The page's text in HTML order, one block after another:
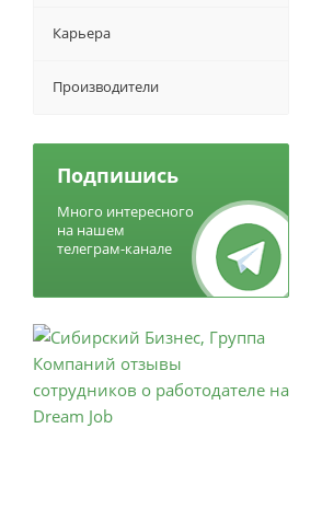
Карьера
Производители
Подпишись
Много интересного
на нашем
телеграм-канале